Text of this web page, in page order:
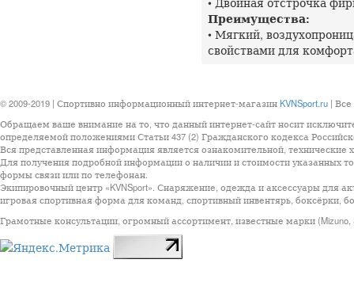
Преимущества:
• Мягкий,
свойствами для
© 2009-2019 | Спортивно информационный интернет-магазин KVNSport.ru |
Обращаем ваше внимание на то, что данный интернет-сайт носит
определяемой положениями Статьи 437 (2) Гражданского кодекса
Вся представленная информация является ознакомительной, технические
Для получения подробной информации о наличии и стоимости указанных
формы связи или по телефонан.
Экипировочный центр «KVNSport». Снаряжение, одежда и аксессуары для
игровая спортивная форма для команд, спортивный инвентярь, боксёрки,
Грамотные консультации, огромный ассортимент, известные марки (Mizuno,